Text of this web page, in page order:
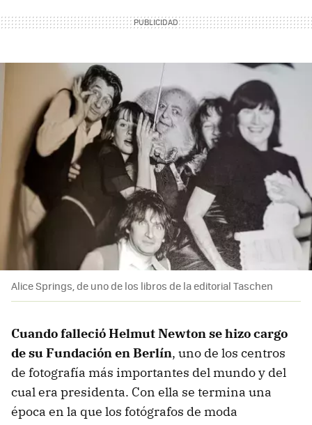
Alice Springs, de uno de los libros de la editorial Taschen
Cuando falleció Helmut Newton se hizo cargo
de su Fundación en Berlín, uno de los centros
de fotografía más importantes del mundo y del
cual era presidenta. Con ella se termina una
época en la que los fotógrafos de moda